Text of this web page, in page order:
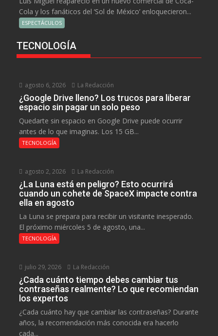
Cola y los fanáticos del ‘Sol de México’ enloquecieron...
ESPECTÁCULOS
TECNOLOGÍA
agosto 6, 2026 La Redacción
¿Google Drive lleno? Los trucos para liberar
espacio sin pagar un solo peso
Quedarte sin espacio en Google Drive puede ocurrir
antes de lo que imaginas. Los 15 GB...
TECNOLOGÍA
agosto 2, 2026 La Redacción
¿La Luna está en peligro? Esto ocurrirá
cuando un cohete de SpaceX impacte contra
ella en agosto
La Luna se prepara para recibir un visitante inesperado.
El próximo miércoles 5 de agosto, una...
TECNOLOGÍA
julio 29, 2026 La Redacción
¿Cada cuánto tiempo debes cambiar tus
contraseñas realmente? Lo que recomiendan
los expertos
¿Cada cuánto hay que cambiar las contraseñas? Durante
años, la recomendación más conocida era hacerlo
cada...